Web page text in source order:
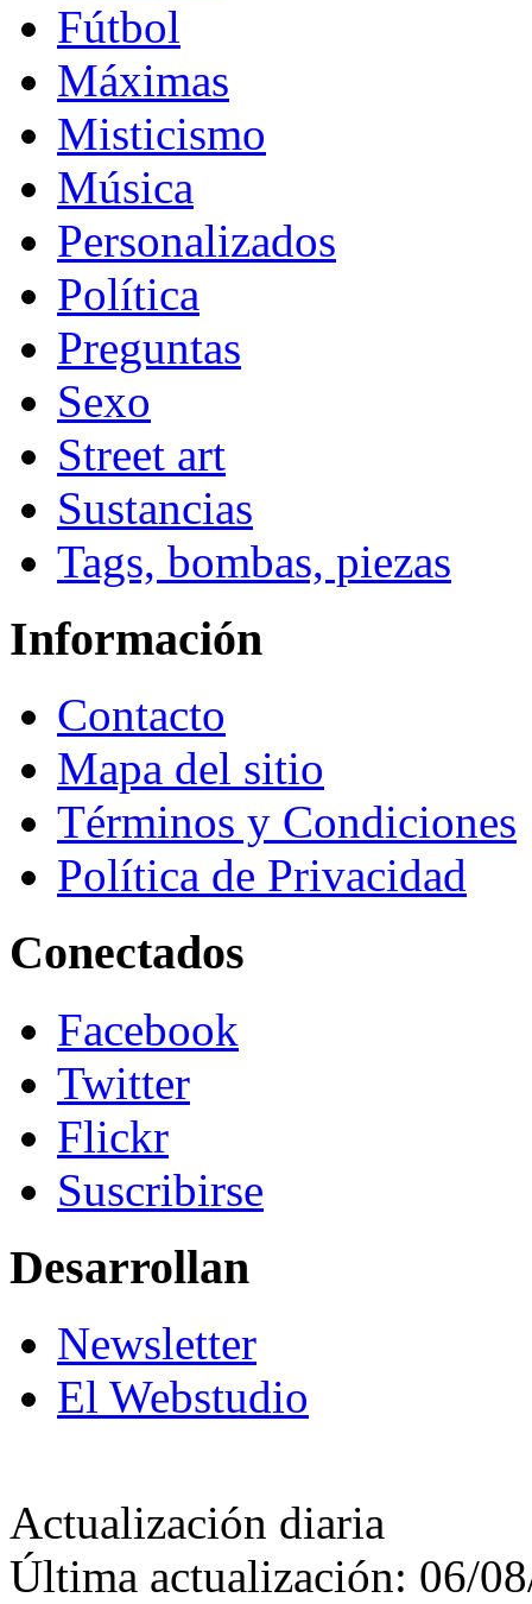
Fútbol
Máximas
Misticismo
Música
Personalizados
Política
Preguntas
Sexo
Street art
Sustancias
Tags, bombas, piezas
Información
Contacto
Mapa del sitio
Términos y Condiciones
Política de Privacidad
Conectados
Facebook
Twitter
Flickr
Suscribirse
Desarrollan
Newsletter
El Webstudio
Actualización diaria
Última actualización: 06/